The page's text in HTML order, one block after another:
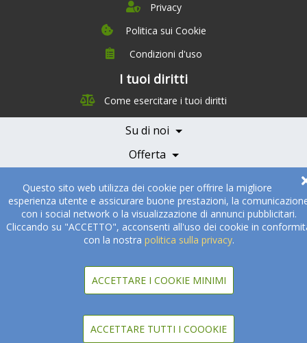
Questo sito web utilizza dei cookie per offrire la migliore
esperienza utente e assicurare buone prestazioni, la
con i social network o la visualizzazione di annunci pubblicitari.
Cliccando su "ACCETTO", acconsenti all'uso dei cookie in
con la nostra politica sulla privacy.
ACCETTARE I COOKIE MINIMI
ACCETTARE TUTTI I COOOKIE
Privacy
Politica sui Cookie
Condizioni d'uso
I tuoi diritti
Come esercitare i tuoi diritti
Su di noi
Management Team
Team Nutrizione
Offerta
Testimonials
Servizi e Tariffe
Medici e Professionisti
© 2005-2026Sukha Technologies Inc.SOS Cuisine. Tutti i diritti
riservati